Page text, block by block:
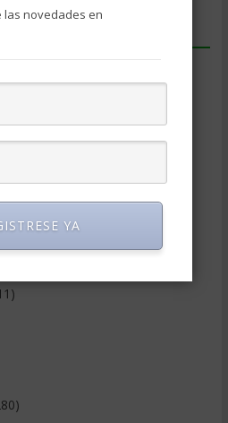
las novedades en
YA